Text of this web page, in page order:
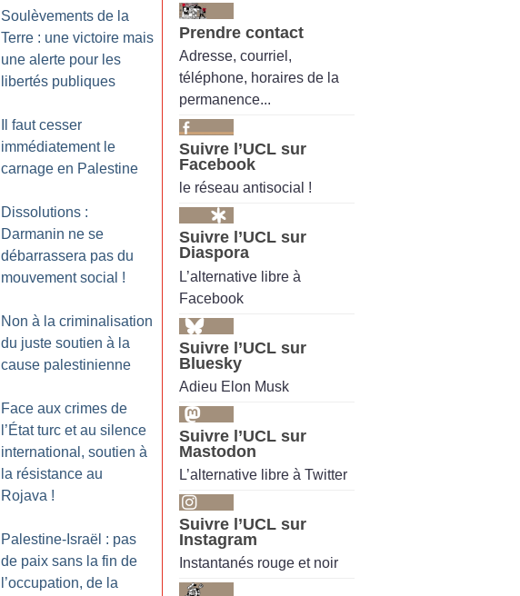
Soulèvements de la
Terre : une victoire mais
une alerte pour les
libertés publiques
Il faut cesser
immédiatement le
carnage en Palestine
Dissolutions :
Darmanin ne se
débarrassera pas du
mouvement social !
Non à la criminalisation
du juste soutien à la
cause palestinienne
Face aux crimes de
l’État turc et au silence
international, soutien à
la résistance au
Rojava !
Palestine-Israël : pas
de paix sans la fin de
l’occupation, de la
Prendre contact
Adresse, courriel,
téléphone, horaires de la
permanence...
Suivre l’UCL sur
Facebook
le réseau antisocial !
Suivre l’UCL sur
Diaspora
L’alternative libre à
Facebook
Suivre l’UCL sur
Bluesky
Adieu Elon Musk
Suivre l’UCL sur
Mastodon
L’alternative libre à Twitter
Suivre l’UCL sur
Instagram
Instantanés rouge et noir